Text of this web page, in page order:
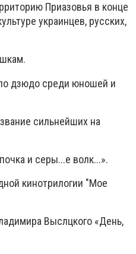
Приазовья в конце
украинцев, русских,
дзюдо среди юношей и
сильнейших на
и серы...е волк...».
кинотрилогии "Мое
Выслцкого «День,